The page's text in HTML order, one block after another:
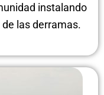
instalando
las derramas.